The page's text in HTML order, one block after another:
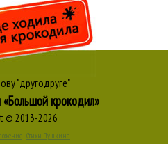
"другодруге"
крокодил»
© 2013-2026
Стихи Пушкина